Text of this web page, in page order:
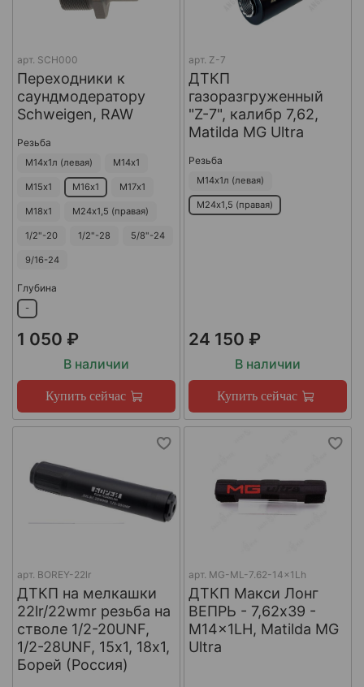
арт. SCH000
Переходники к
саундмодератору
Schweigen, RAW
Резьба
М14х1л (левая) М14х1
М15х1 М16х1 М17х1
М18х1 М24х1,5 (правая)
1/2"-20 1/2"-28 5/8"-24
9/16-24
Глубина
-
1 050 ₽
В наличии
Купить сейчас
арт. Z-7
ДТКП
газоразгруженный
"Z-7", калибр 7,62,
Matilda MG Ultra
Резьба
М14х1л (левая)
М24х1,5 (правая)
24 150 ₽
В наличии
Купить сейчас
арт. BOREY-22lr
ДТКП на мелкашки
22lr/22wmr резьба на
стволе 1/2-20UNF,
1/2-28UNF, 15х1, 18х1,
Борей (Россия)
арт. MG-ML-7.62-14x1Lh
ДТКП Макси Лонг
ВЕПРЬ - 7,62x39 -
M14x1LH, Matilda MG
Ultra